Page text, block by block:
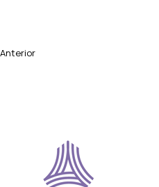
Anterior